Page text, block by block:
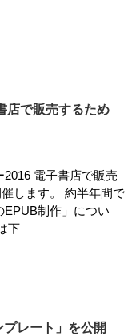
店で販売するため
電子書店で販売
します。 約半年間で
制作」につい
下
プレート」を公開